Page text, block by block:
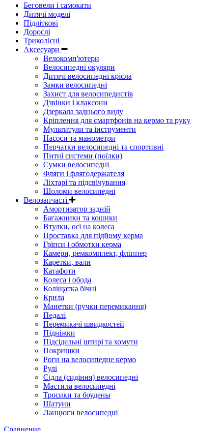
Беговели і самокати
Дитячі моделі
Підліткові
Дорослі
Триколісні
Аксесуари
Велокомп'ютери
Велосипедні окуляри
Дитячі велосипедні крісла
Замки велосипедні
Захист для велосипедистів
Дзвінки і клаксони
Дзеркала заднього виду
Кріплення для смартфонів на кермо та руку
Мультитули та інструменти
Насоси та манометри
Перчатки велосипедні та спортивні
Питні системи (поїлки)
Сумки велосипедні
Фляги і флягодержателя
Ліхтарі та підсвічування
Шоломи велосипедні
Велозапчасті
Амортизатор задній
Багажники та кошики
Втулки, осі на колеса
Проставка для підйому керма
Гріпси і обмотки керма
Камери, ремкомплект, фліппер
Каретки, вали
Катафоти
Колеса і обода
Коліщатка бічні
Крила
Манетки (ручки перемикання)
Педалі
Перемикачі швидкостей
Підніжки
Підсідельні штирі та хомути
Покришки
Роги на велосипедне кермо
Рулі
Сідла (сидіння) велосипедні
Мастила велосипедні
Тросики та боудены
Шатуни
Ланцюги велосипедні
Сравнение